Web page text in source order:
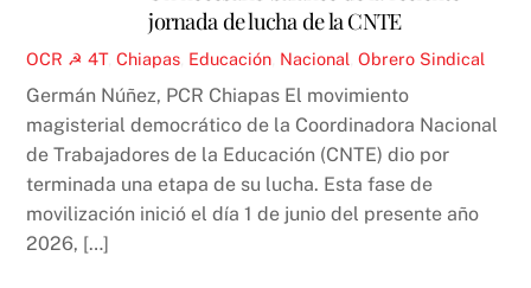
jornada de lucha de la CNTE
OCR ☭ 4T,Chiapas Educación Nacional ,Obrero Sindical
Germán Núñez, PCR Chiapas El movimiento
magisterial democrático de la Coordinadora Nacional
de Trabajadores de la Educación (CNTE) dio por
terminada una etapa de su lucha. Esta fase de
movilización inició el día 1 de junio del presente año
2026, […]